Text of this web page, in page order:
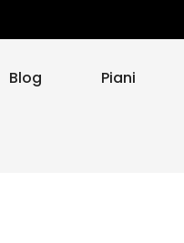
Blog Piani